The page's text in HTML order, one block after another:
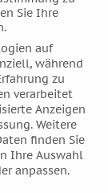
Sie Ihre
auf
während
zu
verarbeitet
Anzeigen
Weitere
finden Sie
Ihre Auswahl
anpassen.